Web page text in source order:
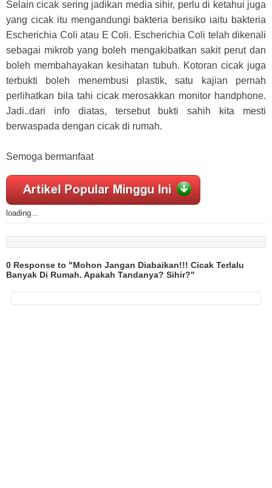
Selain cicak sering jadikan media sihir, perlu di ketahui juga
yang cicak itu mengandungi bakteria berisiko iaitu bakteria
Escherichia Coli atau E Coli. Escherichia Coli telah dikenali
sebagai mikrob yang boleh mengakibatkan sakit perut dan
boleh membahayakan kesihatan tubuh. Kotoran cicak juga
terbukti boleh menembusi plastik, satu kajian pernah
perlihatkan bila tahi cicak merosakkan monitor handphone.
Jadi..dari info diatas, tersebut bukti sahih kita mesti
berwaspada dengan cicak di rumah.
Semoga bermanfaat
loading...
0 Response to "Mohon Jangan Diabaikan!!! Cicak Terlalu
Banyak Di Rumah. Apakah Tandanya? Sihir?"